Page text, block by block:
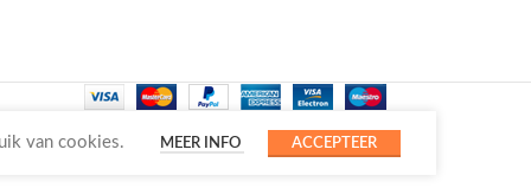
van cookies. MEER INFO ACCEPTEER